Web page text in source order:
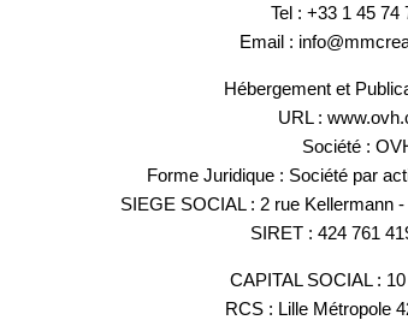
Tel : +33 1 45 74
Email :
Hébergement et
URL :
Société :
Forme Juridique : Société par
SIEGE SOCIAL : 2 rue Kellermann
SIRET : 424 761
CAPITAL SOCIAL :
RCS : Lille Métropole